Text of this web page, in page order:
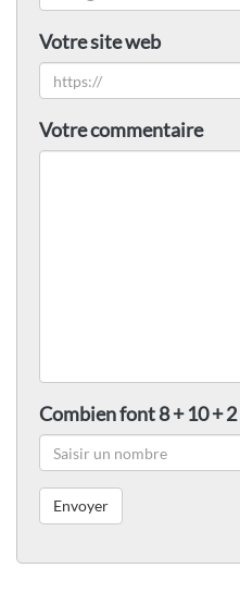
Votre site web
Votre commentaire
Combien font 8 + 10 + 2